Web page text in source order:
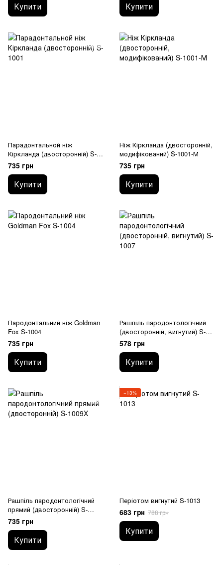
Купити Купити
Парадонтальной ніж
Кіркланда (двосторонній) S-
1001
735 грн
Купити
Ніж Кіркланда (двосторонній,
модифікований) S-1001-М
735 грн
Купити
Пародонтальний ніж Goldman
Fox S-1004
735 грн
Купити
Рашпіль пародонтологічний
(двосторонній, вигнутий) S-
1007
578 грн
Купити
Рашпіль пародонтологічний
прямий (двосторонній) S-
1009X
735 грн
Купити
−13%
Періотом вигнутий S-1013
683 грн 788 грн
Купити